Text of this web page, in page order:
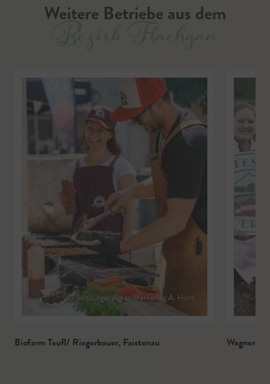
Weitere Betriebe aus dem
Bezirk Flachgau
© Salzburger Agrar Marketing A. Horn
Biofarm Teufl/ Riegerbauer, Faistenau